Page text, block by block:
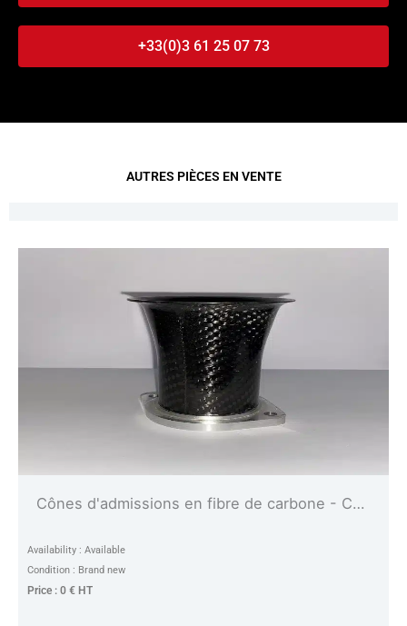
+33(0)3 61 25 07 73
AUTRES PIÈCES EN VENTE
Cônes d'admissions en fibre de carbone - Carbon fiber air intake horn
Availability : Available
Condition : Brand new
Price : 0 € HT